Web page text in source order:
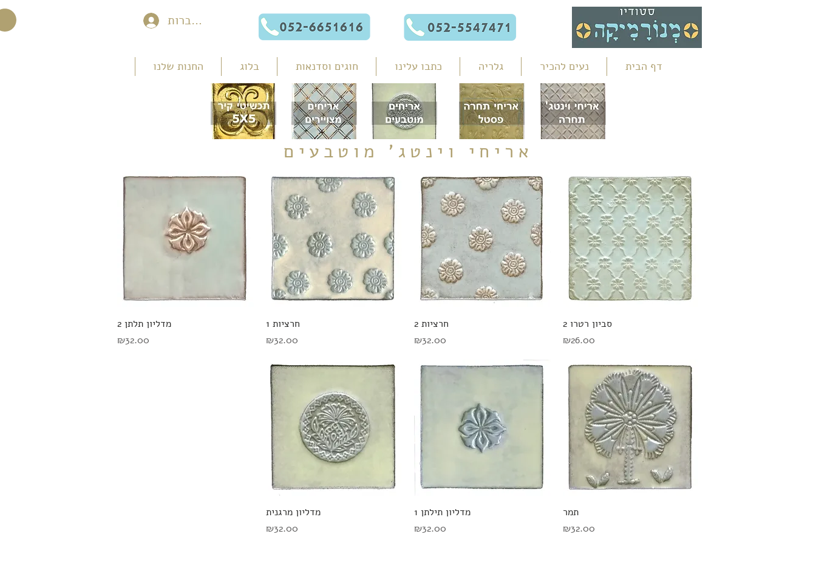
להתחברות
דף הבית נעים להכיר גלריה כתבו עלינו חוגים וסדנאות בלוג החנות שלנו
אריחי וינטג' מוטבעים
תצוגה מהירהסביון רטרו 2
מחיר
₪26.00
חרציות 2
מחיר
₪32.00
חרציות 1
מחיר
₪32.00
תצוגה מהירהמדליון תלתן 2
מחיר
₪32.00
תמר
מחיר
₪32.00
תצוגה מהירהמדליון תילתן 1
מחיר
₪32.00
תצוגה מהירהמדליון מרגנית
מחיר
₪32.00